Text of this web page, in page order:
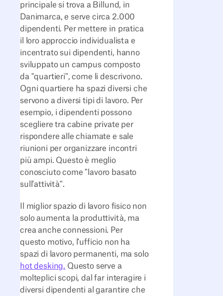
principale si trova a Billund, in
Danimarca, e serve circa 2.000
dipendenti. Per mettere in pratica
il loro approccio individualista e
incentrato sui dipendenti, hanno
sviluppato un campus composto
da "quartieri", come li descrivono.
Ogni quartiere ha spazi diversi che
servono a diversi tipi di lavoro. Per
esempio, i dipendenti possono
scegliere tra cabine private per
rispondere alle chiamate e sale
riunioni per organizzare incontri
più ampi. Questo è meglio
conosciuto come "lavoro basato
sull'attività".
Il miglior spazio di lavoro fisico non
solo aumenta la produttività, ma
crea anche connessioni. Per
questo motivo, l'ufficio non ha
spazi di lavoro permanenti, ma solo
hot desking. Questo serve a
molteplici scopi, dal far interagire i
diversi dipendenti al garantire che